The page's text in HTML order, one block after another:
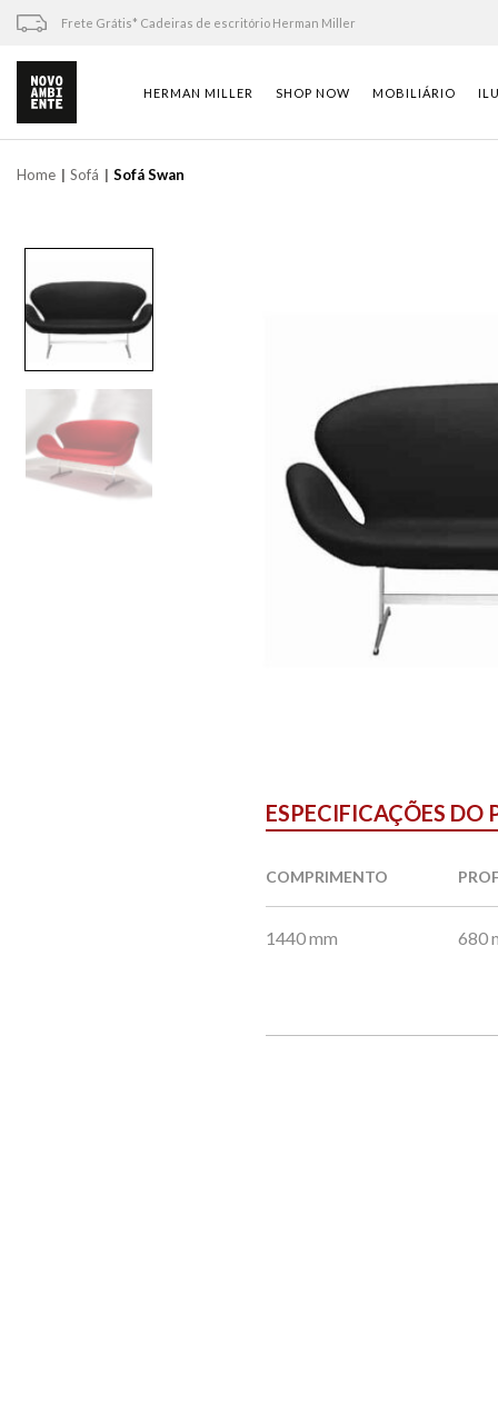
Skip
content
Frete Grátis* Cadeiras de escritório Herman Miller
HERMAN MILLER SHOP NOW MOBILIÁRIO
Home Sofá Sofá Swan
ESPECIFICAÇÕES DO
COMPRIMENTO
1440 mm 680